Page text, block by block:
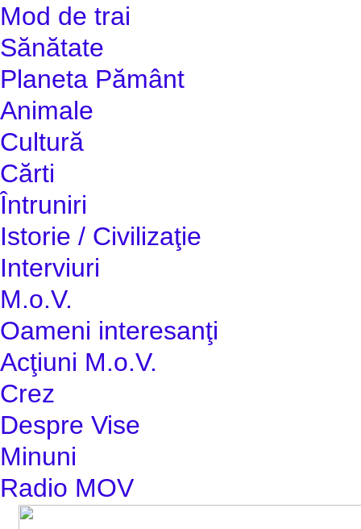
Mod de trai
Sănătate
Planeta Pământ
Animale
Cultură
Cărti
Întruniri
Istorie / Civilizaţie
Interviuri
M.o.V.
Oameni interesanţi
Acţiuni M.o.V.
Crez
Despre Vise
Minuni
Radio MOV